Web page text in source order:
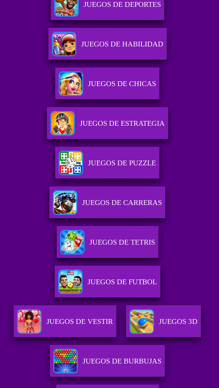
JUEGOS DE DEPORTES
JUEGOS DE HABILIDAD
JUEGOS DE CHICAS
JUEGOS DE ESTRATEGIA
JUEGOS DE PUZZLE
JUEGOS DE CARRERAS
JUEGOS DE TETRIS
JUEGOS DE FUTBOL
JUEGOS DE VESTIR JUEGOS 3D
JUEGOS DE BURBUJAS